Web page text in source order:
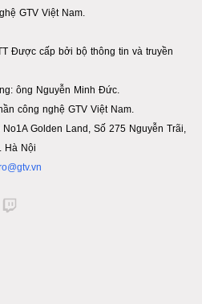
GTV Việt Nam.
Được cấp bởi bộ thông tin và truyền
ông Nguyễn Minh Đức.
công nghệ GTV Việt Nam.
Golden Land, Số 275 Nguyễn Trãi,
Hà Nội